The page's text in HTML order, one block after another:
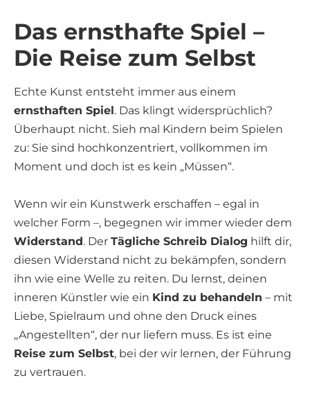
Das ernsthafte Spiel –
Die Reise zum Selbst
Echte Kunst entsteht immer aus einem
ernsthaften Spiel. Das klingt widersprüchlich?
Überhaupt nicht. Sieh mal Kindern beim Spielen
zu: Sie sind hochkonzentriert, vollkommen im
Moment und doch ist es kein „Müssen“.
Wenn wir ein Kunstwerk erschaffen – egal in
welcher Form –, begegnen wir immer wieder dem
Widerstand. Der Tägliche Schreib Dialog hilft dir,
diesen Widerstand nicht zu bekämpfen, sondern
ihn wie eine Welle zu reiten. Du lernst, deinen
inneren Künstler wie ein Kind zu behandeln – mit
Liebe, Spielraum und ohne den Druck eines
„Angestellten“, der nur liefern muss. Es ist eine
Reise zum Selbst, bei der wir lernen, der Führung
zu vertrauen.